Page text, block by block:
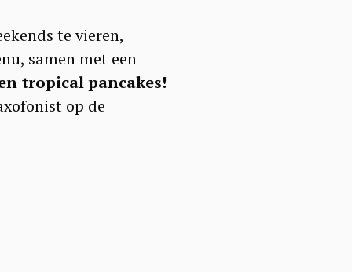
te vieren,
samen met een
tropical pancakes!
op de